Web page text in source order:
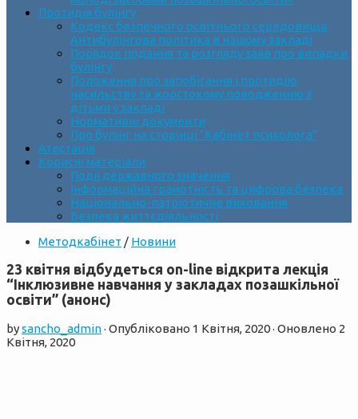
Протидія булінгу
Кодекс безпечного освітнього середовища.
Антибулінгова політика в нашому закладі
Порядок подання та розгляду заяв про випадки
булінгу
Положення про запобігання і протидію
насильству та жорстокому поводженню з
дітьми у закладі
Нормативні документи
Про булінг на сторінці “Кабінет психолога”
Атестація
Корисні матеріали
Події державного значення
Інформаційна грамотність та цифрова безпека
Національно-патріотичне виховання
Безпека життєдіяльності
Методкабінет / Новини
23 квітня відбудеться on-line відкрита лекція
“Інклюзивне навчання у закладах позашкільної
освіти” (анонс)
bysancho_admin· Опубліковано 1 Квітня, 2020· Оновлено 2
Квітня, 2020